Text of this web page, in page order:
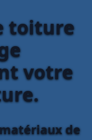
toiture
votre
de